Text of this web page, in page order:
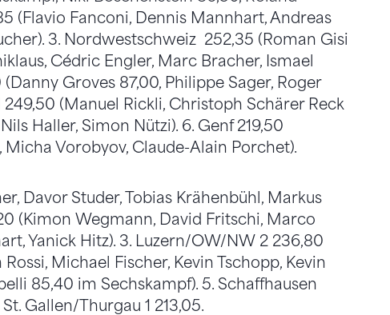
(Flavio Fanconi, Dennis Mannhart, Andreas
3. Nordwestschweiz 252,35 (Roman Gisi
Cédric Engler, Marc Bracher, Ismael
Groves 87,00, Philippe Sager, Roger
(Manuel Rickli, Christoph Schärer Reck
Haller, Simon Nützi). 6. Genf 219,50
Vorobyov, Claude-Alain Porchet).
Davor Studer, Tobias Krähenbühl, Markus
(Kimon Wegmann, David Fritschi, Marco
Yanick Hitz). 3. Luzern/OW/NW 2 236,80
Michael Fischer, Kevin Tschopp, Kevin
85,40 im Sechskampf). 5. Schaffhausen
Gallen/Thurgau 1 213,05.